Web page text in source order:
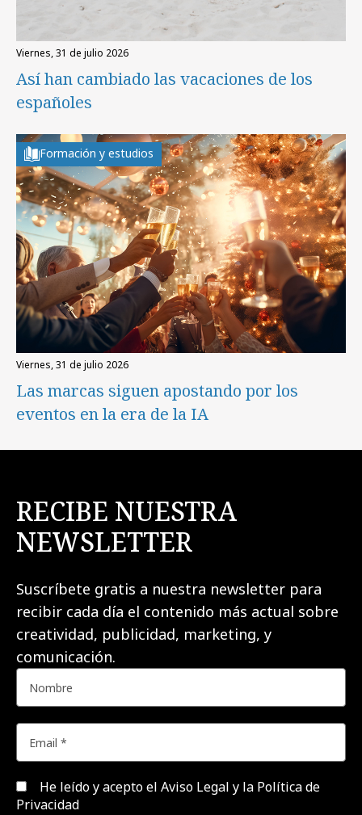
viernes, 31 de julio 2026
Así han cambiado las vacaciones de los
españoles
Formación y estudios
viernes, 31 de julio 2026
Las marcas siguen apostando por los
eventos en la era de la IA
RECIBE NUESTRA
NEWSLETTER
Suscríbete gratis a nuestra newsletter para
recibir cada día el contenido más actual sobre
creatividad, publicidad, marketing, y
comunicación.
He leído y acepto el Aviso Legal y la Política de
Privacidad